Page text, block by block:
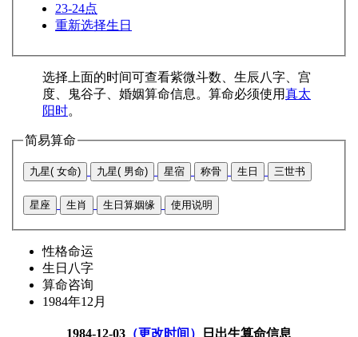
23-24点
重新选择生日
选择上面的时间可查看紫微斗数、生辰八字、宫
度、鬼谷子、婚姻算命信息。算命必须使用真太
阳时。
简易算命
九星( 女命) 九星( 男命) 星宿 称骨 生日 三世书
星座 生肖 生日算姻缘 使用说明
性格命运
生日八字
算命咨询
1984年12月
1984-12-03 （更改时间）
日出生算命信息